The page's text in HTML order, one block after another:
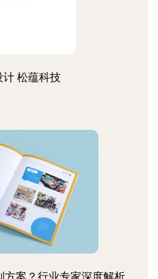
松蕴科技